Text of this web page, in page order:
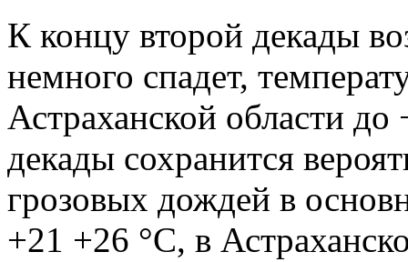
К концу второй декады
немного спадет,
Астраханской области
декады сохранится
грозовых дождей в
+21 +26 °С, в